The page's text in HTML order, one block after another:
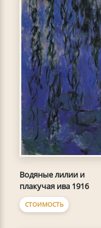
Водяные лилии и
плакучая ива 1916
СТОИМОСТЬ